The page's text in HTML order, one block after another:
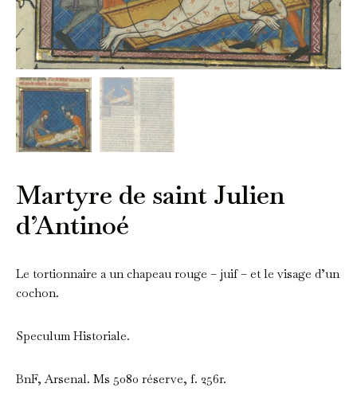
Martyre de saint Julien
d’Antinoé
Le tortionnaire a un chapeau rouge – juif – et le visage d’un
cochon.
Speculum Historiale.
BnF, Arsenal. Ms 5080 réserve, f. 256r.